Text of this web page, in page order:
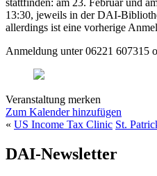
13:30, jeweils in der DAI-
allerdings ist eine vorherige
Anmeldung unter 06221 607315
Veranstaltung merken
Zum Kalender hinzufügen
« US Income Tax Clinic St.
DAI-Newsletter